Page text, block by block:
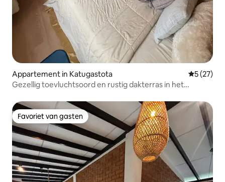
Appartement in Katugastota
5 (27)
Gezellig toevluchtsoord en rustig dakterras in het
Favoriet van gasten
Favoriet van gasten